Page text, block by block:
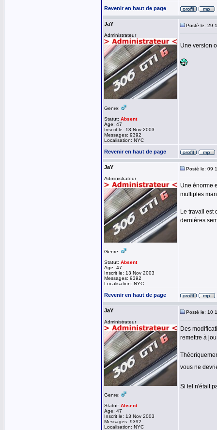
Revenir en haut de page
JaY
Administrateur
Genre:
Statut: Absent
Age: 47
Inscrit le: 13 Nov 2003
Messages: 9392
Localisation: NYC
Posté le: 29
Une version
Revenir en haut de page
JaY
Administrateur
Genre:
Statut: Absent
Age: 47
Inscrit le: 13 Nov 2003
Messages: 9392
Localisation: NYC
Posté le: 09
Une énorme
multiples
Le travail est
dernières
Revenir en haut de page
JaY
Administrateur
Genre:
Statut: Absent
Age: 47
Inscrit le: 13 Nov 2003
Messages: 9392
Localisation: NYC
Posté le: 10
Des
remettre à
vous ne
Si tel n'était